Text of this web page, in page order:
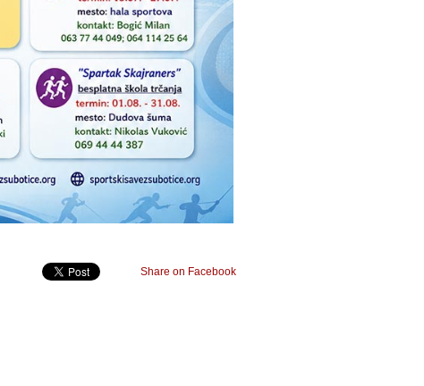
Share on Facebook